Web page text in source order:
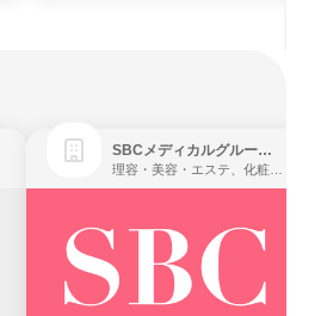
SBCメディカルグループ株式会社
理容・美容・エステ、化粧品・理美容用品小売、医療・病院